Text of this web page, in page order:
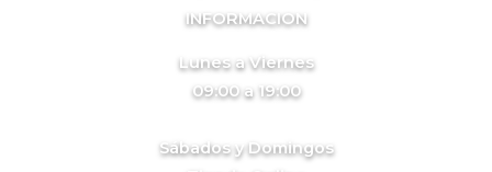
INFORMACION
Lunes a Viernes
09:00 a 19:00
Sábados y Domingos